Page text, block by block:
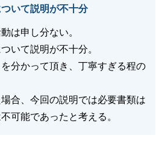
でさらに素敵な日々をお過ごし
祈っております。
するお困りごとやご不明点がご
にご相談ください。
いて説明が不十分
は申し分ない。
いて説明が不十分。
分かって頂き、丁寧すぎる程の
合、今回の説明では必要書類は
可能であったと考える。